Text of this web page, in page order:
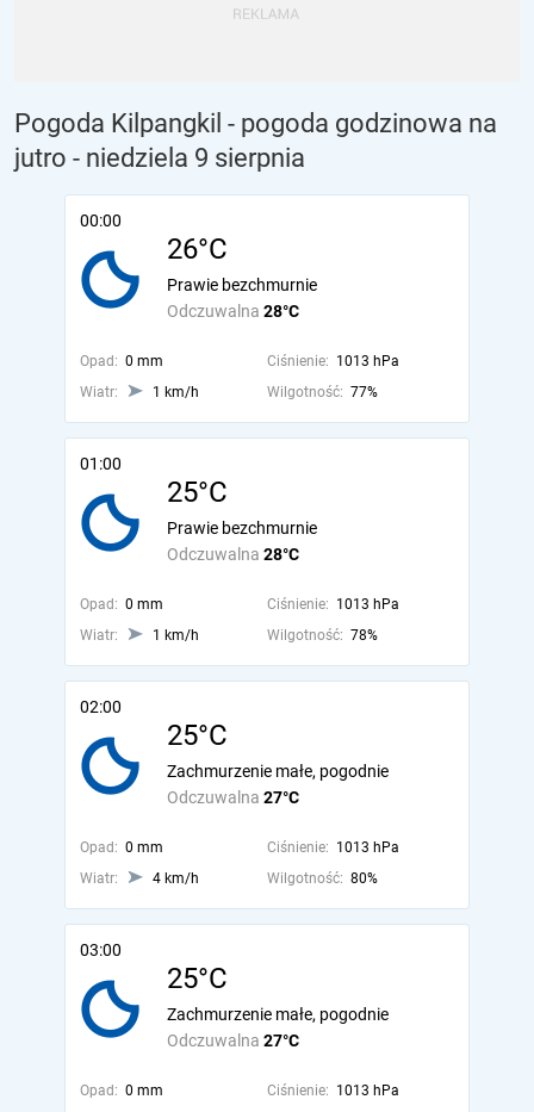
Pogoda Kilpangkil - pogoda godzinowa na
jutro - niedziela 9 sierpnia
00:00
26°C
Odczuwalna 28°C
Prawie bezchmurnie
Opad: 0 mm Ciśnienie: 1013 hPa
Wiatr:
1 km/h Wilgotność: 77%
01:00
25°C
Odczuwalna 28°C
Prawie bezchmurnie
Opad: 0 mm Ciśnienie: 1013 hPa
Wiatr:
1 km/h Wilgotność: 78%
02:00
25°C
Odczuwalna 27°C
Zachmurzenie małe, pogodnie
Opad: 0 mm Ciśnienie: 1013 hPa
Wiatr:
4 km/h Wilgotność: 80%
03:00
25°C
Odczuwalna 27°C
Zachmurzenie małe, pogodnie
Opad: 0 mm Ciśnienie: 1013 hPa